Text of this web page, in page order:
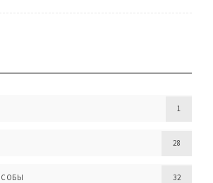
1
28
32